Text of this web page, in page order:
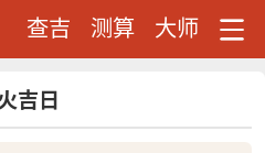
查吉 测算 大师
吉日